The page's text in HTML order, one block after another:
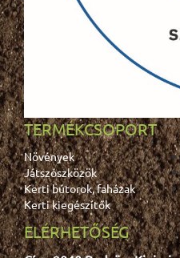
TERMÉKCSOPORT
Növények
Játszószközök
Kerti bútorok, faházak
Kerti kiegészítők
ELÉRHETŐSÉG